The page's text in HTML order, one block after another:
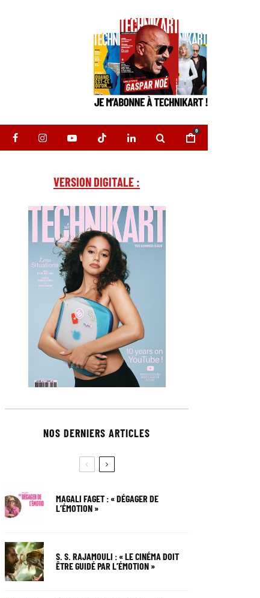
0
VERSION DIGITALE :
NOS DERNIERS ARTICLES
MAGALI FAGET : « DÉGAGER DE
L’ÉMOTION »
S. S. RAJAMOULI : « LE CINÉMA DOIT
ÊTRE GUIDÉ PAR L’ÉMOTION »